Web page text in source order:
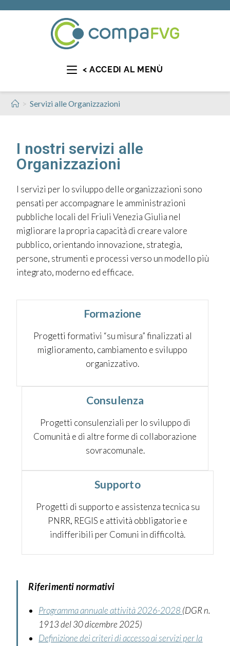
< ACCEDI AL MENÙ
> Servizi alle Organizzazioni
I nostri servizi alle
Organizzazioni
I servizi per lo sviluppo delle organizzazioni sono
pensati per accompagnare le amministrazioni
pubbliche locali del Friuli Venezia Giulia nel
migliorare la propria capacità di creare valore
pubblico, orientando innovazione, strategia,
persone, strumenti e processi verso un modello più
integrato, moderno ed efficace.
Formazione
Progetti formativi “su misura” finalizzati al
miglioramento, cambiamento e sviluppo
organizzativo.
Consulenza
Progetti consulenziali per lo sviluppo di
Comunità e di altre forme di collaborazione
sovracomunale.
Supporto
Progetti di supporto e assistenza tecnica su
PNRR, REGIS e attività obbligatorie e
indifferibili per Comuni in difficoltà.
Riferimenti normativi
Programma annuale attività 2026-2028 (DGR n.
1913 del 30 dicembre 2025)
Definizione dei criteri di accesso ai servizi per la